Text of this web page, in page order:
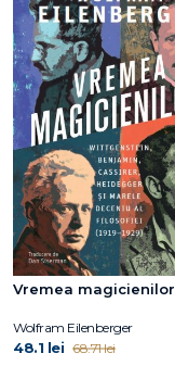
Vremea magicienilor
Wolfram Eilenberger
48.1 lei 68.71 lei